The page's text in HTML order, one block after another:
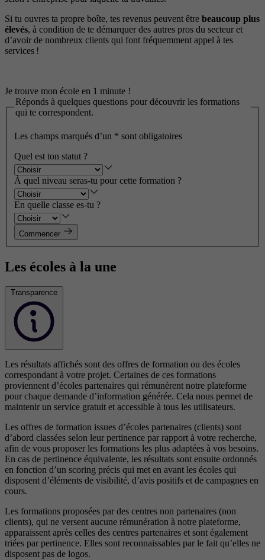
Si tu ouvres ta propre boîte, tes revenus peuvent être beaucoup plus
élevés, à condition de te démarquer des autres pros du secteur et
d’avoir de nombreux clients qui font fréquemment appel à tes
services !
Je trouve mon école en 1 minute !
Réponds à quelques questions pour découvrir les formations
qui te correspondent.
Les champs marqués d’un * sont obligatoires
Quel est ton statut ?
À quel niveau seras-tu pour cette formation ?
En quelle classe es-tu ?
Commencer
Les écoles à la une
Transparence
Les résultats affichés sont des offres de formation ou des écoles
correspondant à votre projet. Certaines de ces formations
proviennent d’écoles partenaires qui rémunèrent notre plateforme
pour chaque demande d’information générée. Cela nous permet de
maintenir un service gratuit et accessible à tous les utilisateurs.
Les offres de formation issues d’écoles partenaires (clients) sont
d’abord classées selon leur pertinence par rapport à votre recherche,
afin de vous proposer les formations les plus adaptées à vos besoins.
En cas de pertinence équivalente, les résultats sont ensuite ordonnés
en fonction d’un scoring précis qui met en avant les écoles qui
disposent d’éléments de visibilité, d’avis positifs et de campagnes en
cours.
Les formations proposées par des centres non partenaires (non
clients), qui ne versent aucune rémunération à notre plateforme,
apparaissent après celles des centres partenaires et sont également
triées par pertinence. Elles sont reconnaissables par le fait qu’elles ne
disposent pas de logos.